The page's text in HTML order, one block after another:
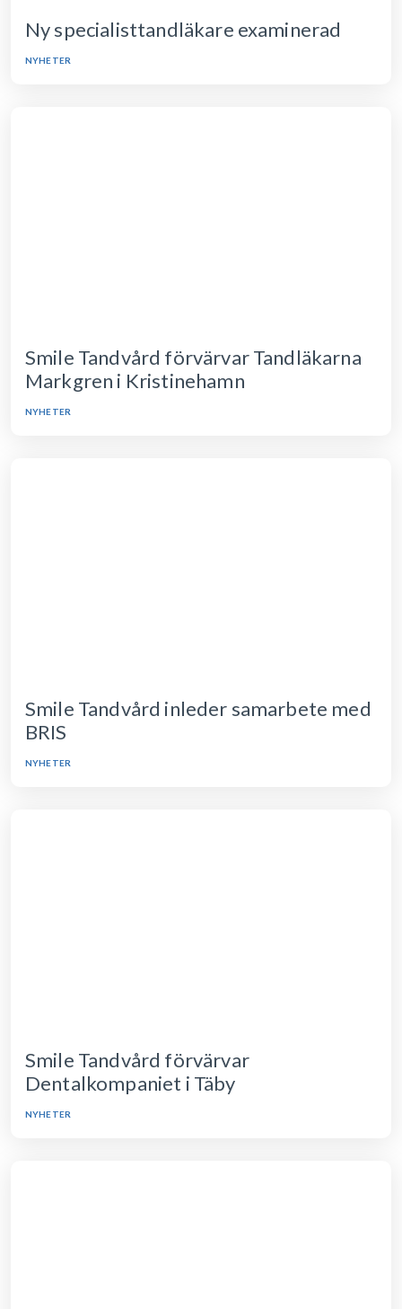
Ny specialisttandläkare examinerad
NYHETER
Smile Tandvård förvärvar Tandläkarna
Markgren i Kristinehamn
NYHETER
Smile Tandvård inleder samarbete med
BRIS
NYHETER
Smile Tandvård förvärvar
Dentalkompaniet i Täby
NYHETER